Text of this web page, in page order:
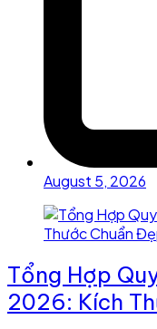
August 5, 2026
Tổng Hợp
2026: Kích